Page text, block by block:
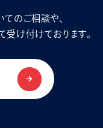
のご相談や、
け付けております。